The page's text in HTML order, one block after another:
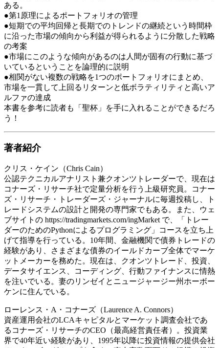
ある。
●第1原理によるポートフォリオの管理
●短期での平均回帰と長期でのトレンドの継続という時間枠
に沿った市場の傾向から利益が得られるように分散した戦略
の考案
●市場にこのような傾向があるのは人間が固有の行動に基づ
いているということを論理的に説明
●相関がない複数の戦略を1つのポートフォリオにまとめ、
市場を一貫して上回るリターンと低ボラティリティと高いア
ルファの達成
本書を参考に読者も「聖杯」を手に入れることができるだろ
う！
著者紹介
クリス・ケイン（Chris Cain）
公認テクニカルアナリスト兼クオンツトレーダーで、現在は
コナーズ・リサーチ社で定量分析を行う上級研究員。コナー
ズ・リサーチ・トレーダーズ・ジャーナルに毎週投稿し、ト
レードシステムの設計と開発の専門家でもある。また、ウェ
ブサイトの https://tradingmarkets.com/ingMarket で、「トレー
ダーのためのPythonによるプログラミング」コースを立ち上
げて指導を行っている。10年間、金融機関で債券トレードの
経験があり、さまざまな債券のイールドカーブ全体でマーケ
ットメーカーを務めた。現在は、クオンツトレード、投資、
データサイエンス、コーディング、行動ファイナンスに情熱
を注いでいる。妻のリンゼイとニュージャージー州ホーボー
ケンに住んでいる。
ローレンス・A・コナーズ（Laurence A. Connors）
資産運用会社のLCAキャピタルとマーケット調査会社であ
るコナーズ・リサーチのCEO（最高経営責任者）。投資業
界で40年近い経験があり、1995年以降に投資情報の提供会社